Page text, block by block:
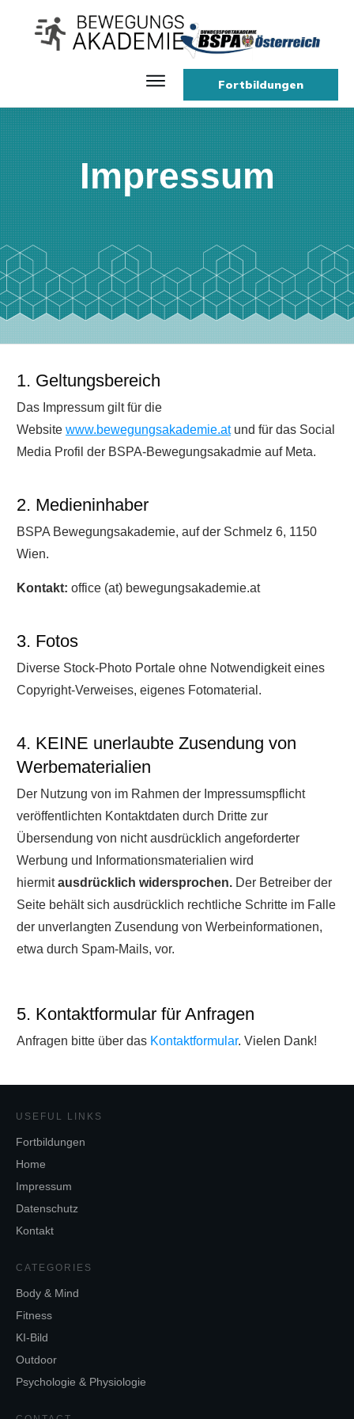
Fortbildungen
Impressum
1. Geltungsbereich
Das Impressum gilt für die
Website www.bewegungsakademie.atund für das Social
Media Profil der BSPA-Bewegungsakadmie auf Meta.
2. Medieninhaber
BSPA Bewegungsakademie, auf der Schmelz 6, 1150
Wien.
Kontakt: office (at) bewegungsakademie.at
3. Fotos
Diverse Stock-Photo Portale ohne Notwendigkeit eines
Copyright-Verweises, eigenes Fotomaterial.
4. KEINE unerlaubte Zusendung von
Werbematerialien
Der Nutzung von im Rahmen der Impressumspflicht
veröffentlichten Kontaktdaten durch Dritte zur
Übersendung von nicht ausdrücklich angeforderter
Werbung und Informationsmaterialien wird
hiermitausdrücklich widersprochen. Der Betreiber der
Seite behält sich ausdrücklich rechtliche Schritte im Falle
der unverlangten Zusendung von Werbeinformationen,
etwa durch Spam-Mails, vor.
5. Kontaktformular für Anfragen
Anfragen bitte über das Kontaktformular. Vielen Dank!
USEFUL LINKS
Fortbildungen
Home
Impressum
Datenschutz
Kontakt
CATEGORIES
Body & Mind
Fitness
KI-Bild
Outdoor
Psychologie & Physiologie